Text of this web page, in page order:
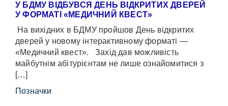
У БДМУ ВІДБУВСЯ ДЕНЬ ВІДКРИТИХ ДВЕРЕЙ
У ФОРМАТІ «МЕДИЧНИЙ КВЕСТ»
На вихідних в БДМУ пройшов День відкритих
дверей у новому інтерактивному форматі —
«Медичний квест». Захід дав можливість
майбутнім абітурієнтам не лише ознайомитися з
[…]
Позначки